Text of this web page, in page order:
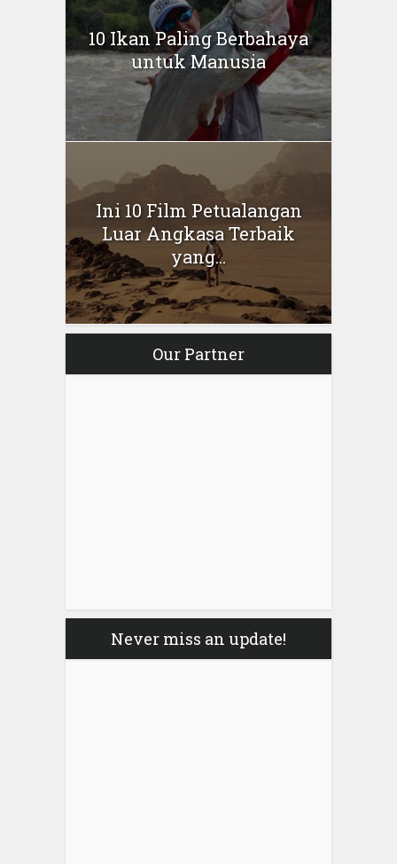
10 Ikan Paling Berbahaya
untuk Manusia
Ini 10 Film Petualangan
Luar Angkasa Terbaik
yang...
Our Partner
Never miss an update!